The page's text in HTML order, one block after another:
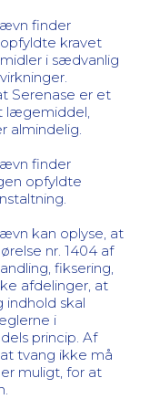
finder
kravet
i sædvanlig
Serenase er et
lægemiddel,
almindelig.
finder
opfyldte
kan oplyse, at
nr. 1404 af
fiksering,
afdelinger, at
indhold skal
i
princip. Af
tvang ikke må
muligt, for at